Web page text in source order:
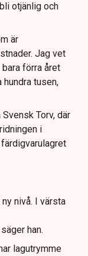
otjänlig och
är
Jag vet
förra året
tusen,
Torv, där
i
nivå. I värsta
han.
lagutrymme